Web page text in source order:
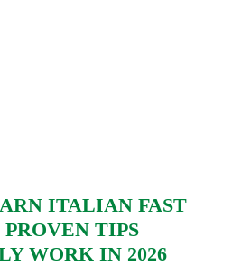
ITALIAN FAST
TIPS
WORK IN 2026